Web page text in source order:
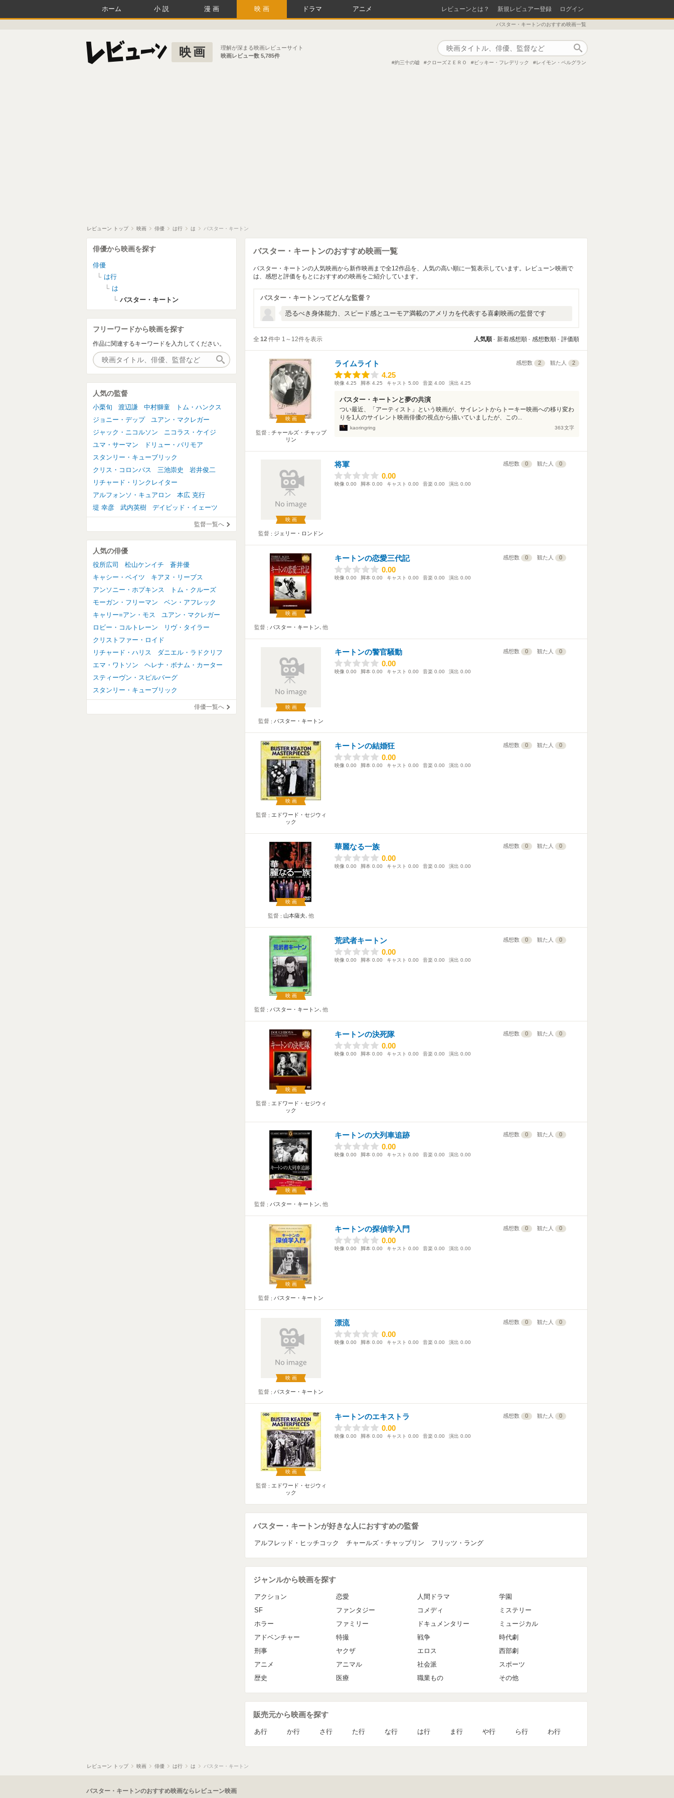
ホーム 小説 漫画 映画 ドラマ アニメ レビューンとは？ 新規レビュアー登録 ログイン
バスター・キートンのおすすめ映画一覧
映画
理解が深まる映画レビューサイト
映画レビュー数 5,785件
約三十の嘘 クローズＺＥＲＯ ビッキー・フレデリック レイモン・ペルグラン
レビューン トップ 映画 俳優 は行 は バスター・キートン
バスター・キートンのおすすめ映画一覧
バスター・キートンの人気映画から新作映画まで全12作品を、人気の高い順に一覧表示しています。レビューン映画で
は、感想と評価をもとにおすすめの映画をご紹介しています。
バスター・キートンってどんな監督？
恐るべき身体能力、スピード感とユーモア満載のアメリカを代表する喜劇映画の監督です
全 12件中 1～12件を表示 人気順 新着感想順 感想数順 評価順
映画
監督
チャールズ・チャップ
リン
ライムライト 感想数 2 観た人 2
4.25
4.25
映像 4.25 脚本 4.25 キャスト 5.00 音楽 4.00 演出 4.25
バスター・キートンと夢の共演
つい最近、「アーティスト」という映画が、サイレントからトーキー映画への移り変わ
りを1人のサイレント映画俳優の視点から描いていましたが、この...
kaoringring 363文字
映画
監督 ジェリー・ロンドン
将軍 感想数 0 観た人 0
0.00
0.00
映像 0.00 脚本 0.00 キャスト 0.00 音楽 0.00 演出 0.00
映画
監督 バスター・キートン､他
キートンの恋愛三代記 感想数 0 観た人 0
0.00
0.00
映像 0.00 脚本 0.00 キャスト 0.00 音楽 0.00 演出 0.00
映画
監督 バスター・キートン
キートンの警官騒動 感想数 0 観た人 0
0.00
0.00
映像 0.00 脚本 0.00 キャスト 0.00 音楽 0.00 演出 0.00
映画
監督
エドワード・セジウィ
ック
キートンの結婚狂 感想数 0 観た人 0
0.00
0.00
映像 0.00 脚本 0.00 キャスト 0.00 音楽 0.00 演出 0.00
映画
監督 山本薩夫､他
華麗なる一族 感想数 0 観た人 0
0.00
0.00
映像 0.00 脚本 0.00 キャスト 0.00 音楽 0.00 演出 0.00
映画
監督 バスター・キートン､他
荒武者キートン 感想数 0 観た人 0
0.00
0.00
映像 0.00 脚本 0.00 キャスト 0.00 音楽 0.00 演出 0.00
映画
監督
エドワード・セジウィ
ック
キートンの決死隊 感想数 0 観た人 0
0.00
0.00
映像 0.00 脚本 0.00 キャスト 0.00 音楽 0.00 演出 0.00
映画
監督 バスター・キートン､他
キートンの大列車追跡 感想数 0 観た人 0
0.00
0.00
映像 0.00 脚本 0.00 キャスト 0.00 音楽 0.00 演出 0.00
映画
監督 バスター・キートン
キートンの探偵学入門 感想数 0 観た人 0
0.00
0.00
映像 0.00 脚本 0.00 キャスト 0.00 音楽 0.00 演出 0.00
映画
監督 バスター・キートン
漂流 感想数 0 観た人 0
0.00
0.00
映像 0.00 脚本 0.00 キャスト 0.00 音楽 0.00 演出 0.00
映画
監督
エドワード・セジウィ
ック
キートンのエキストラ 感想数 0 観た人 0
0.00
0.00
映像 0.00 脚本 0.00 キャスト 0.00 音楽 0.00 演出 0.00
バスター・キートンが好きな人におすすめの監督
アルフレッド・ヒッチコック チャールズ・チャップリン フリッツ・ラング
ジャンルから映画を探す
アクション 恋愛 人間ドラマ
学園
SF
ファンタジー コメディ
ミステリー
ホラー
ファミリー ドキュメンタリー
ミュージカル
アドベンチャー
特撮 戦争
時代劇
刑事
ヤクザ エロス
西部劇
アニメ
アニマル 社会派
スポーツ
歴史
医療 職業もの その他
販売元から映画を探す
あ行 か行 さ行 た行 な行 は行 ま行 や行 ら行 わ行
俳優から映画を探す
俳優
は行
は
バスター・キートン
フリーワードから映画を探す
作品に関連するキーワードを入力してください。
人気の監督
小栗旬 渡辺謙 中村獅童
トム・ハンクス
ジョニー・デップ
ユアン・マクレガー
ジャック・ニコルソン
ニコラス・ケイジ
ユマ・サーマン
ドリュー・バリモア
スタンリー・キューブリック
クリス・コロンバス
三池崇史
岩井俊二
リチャード・リンクレイター
アルフォンソ・キュアロン
本広 克行
堤 幸彦
武内英樹 デイビッド・イェーツ
監督一覧へ
人気の俳優
役所広司 松山ケンイチ
蒼井優
キャシー・ベイツ
キアヌ・リーブス
アンソニー・ホプキンス
トム・クルーズ
モーガン・フリーマン
ベン・アフレック
キャリー=アン・モス
ユアン・マクレガー
ロビー・コルトレーン
リヴ・タイラー
クリストファー・ロイド
リチャード・ハリス
ダニエル・ラドクリフ
エマ・ワトソン
ヘレナ・ボナム・カーター
スティーヴン・スピルバーグ
スタンリー・キューブリック
俳優一覧へ
レビューン トップ 映画 俳優 は行 は バスター・キートン
バスター・キートンのおすすめ映画ならレビューン映画